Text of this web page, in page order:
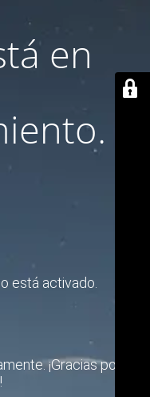
en
está activado.
¡Gracias por su